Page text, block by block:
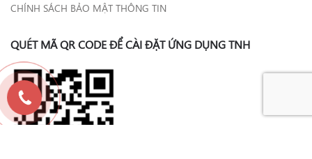
CHÍNH SÁCH BẢO MẬT THÔNG TIN
QUÉT MÃ QR CODE ĐỂ CÀI ĐẶT ỨNG DỤNG TNH